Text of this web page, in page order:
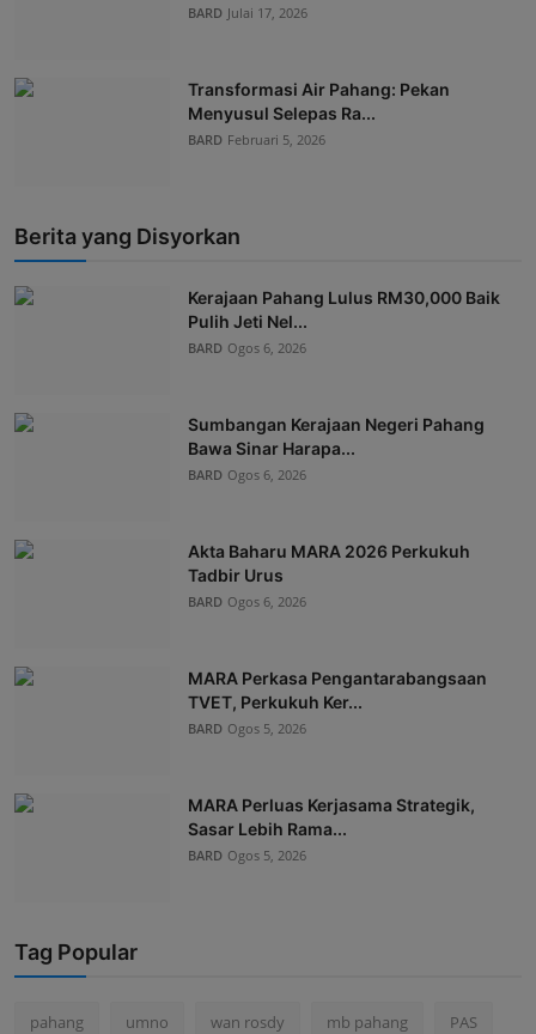
BARD Julai 17, 2026
Transformasi Air Pahang: Pekan
Menyusul Selepas Ra...
BARD Februari 5, 2026
Berita yang Disyorkan
Kerajaan Pahang Lulus RM30,000 Baik
Pulih Jeti Nel...
BARD Ogos 6, 2026
Sumbangan Kerajaan Negeri Pahang
Bawa Sinar Harapa...
BARD Ogos 6, 2026
Akta Baharu MARA 2026 Perkukuh
Tadbir Urus
BARD Ogos 6, 2026
MARA Perkasa Pengantarabangsaan
TVET, Perkukuh Ker...
BARD Ogos 5, 2026
MARA Perluas Kerjasama Strategik,
Sasar Lebih Rama...
BARD Ogos 5, 2026
Tag Popular
pahang umno wan rosdy mb pahang PAS